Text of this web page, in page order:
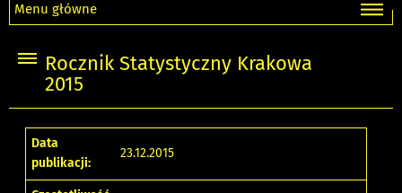
Menu główne
Rocznik Statystyczny Krakowa
2015
Data
publikacji:
23.12.2015